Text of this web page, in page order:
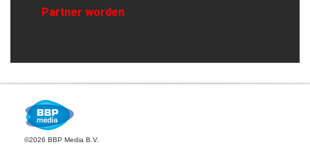
Partner worden
©2026 BBP Media B.V.